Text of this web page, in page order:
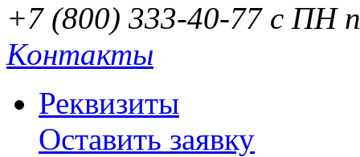
+7 (800) 333-40-77 с ПН
Контакты
Реквизиты
Оставить заявку